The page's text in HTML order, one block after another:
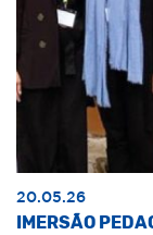
20.05.26
IMERSÃO